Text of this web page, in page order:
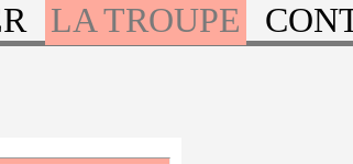
LA TROUPE